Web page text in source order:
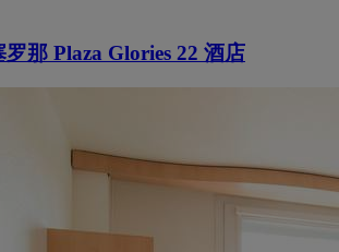
那 Plaza Glories 22 酒店